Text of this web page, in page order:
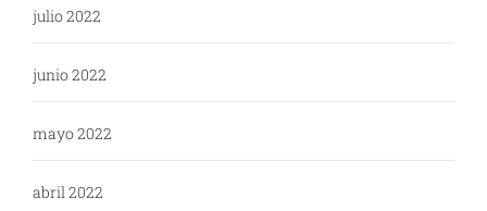
julio 2022
junio 2022
mayo 2022
abril 2022